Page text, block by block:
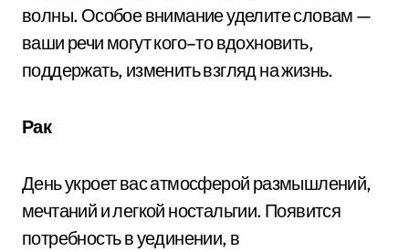
волны. Особое внимание уделите словам —
ваши речи могут кого–то вдохновить,
поддержать, изменить взгляд на жизнь.
Рак
День укроет вас атмосферой размышлений,
мечтаний и легкой ностальгии. Появится
потребность в уединении, в